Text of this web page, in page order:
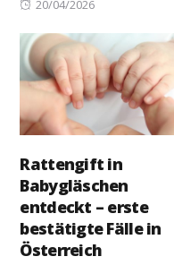
Posted
20/04/2026
Rattengift in
Babygläschen
entdeckt – erste
bestätigte Fälle in
Österreich